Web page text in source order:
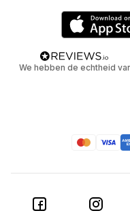
We hebben de echtheid